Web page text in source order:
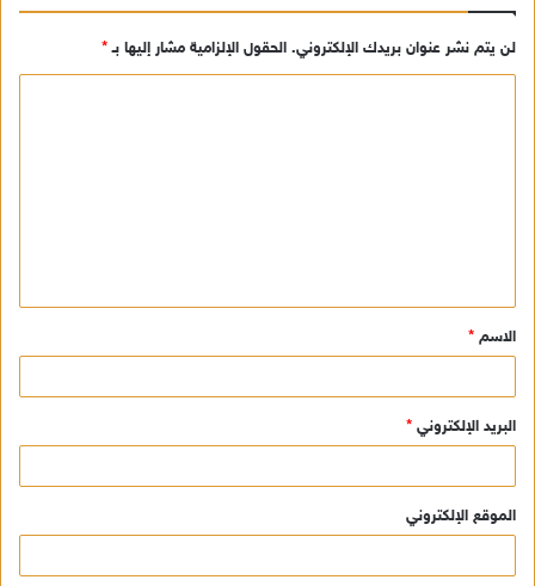
لن يتم نشر عنوان بريدك الإلكتروني. الحقول الإلزامية مشار إليها بـ*
ق
*
الاسم *
البريد الإلكتروني *
الموقع الإلكتروني